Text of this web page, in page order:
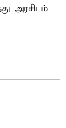
அரசிடம்